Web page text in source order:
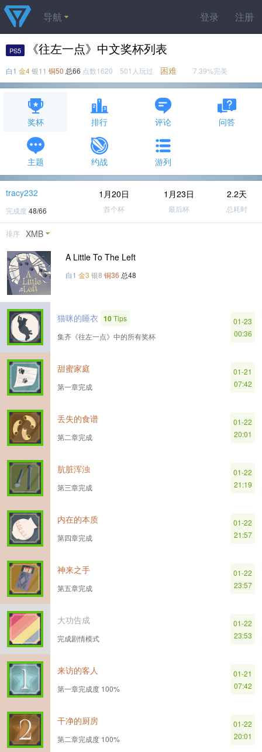
登录 注册
导航
PS5 《往左一点》中文奖杯列表
白1 金4银11 铜50 总66 点数1620 501人玩过 困难 7.39%完美
奖杯 排行 评论 问答
主题 约战 游列
tracy232
完成度 48/66
1月20日
首个杯
1月23日
最后杯
2.2天
总耗时
排序 XMB
A Little To The Left
白1 金3 银8 铜36 总48
猫咪的睡衣 10Tips
集齐《往左一点》中的所有奖杯
01-23
00:36
甜蜜家庭
第一章完成
01-21
07:42
丢失的食谱
第二章完成
01-22
20:01
肮脏浑浊
第三章完成
01-22
21:19
内在的本质
第四章完成
01-22
21:57
神来之手
第五章完成
01-22
23:57
大功告成
完成剧情模式
01-22
23:53
来访的客人
第一章完成度 100%
01-21
07:42
干净的厨房
第二章完成度 100%
01-22
20:01